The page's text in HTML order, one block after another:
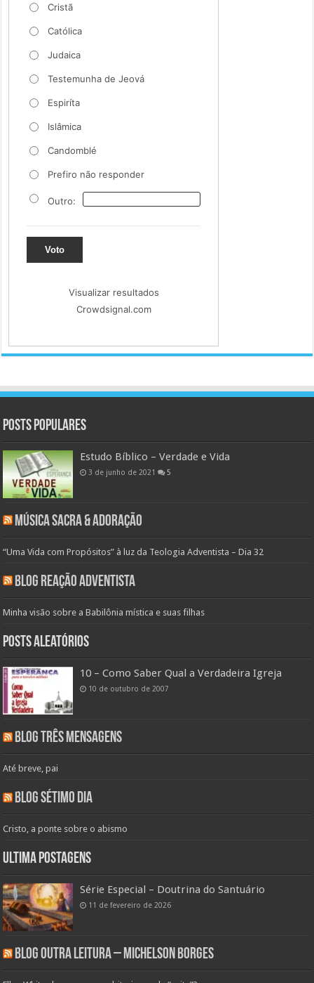
Cristã
Católica
Judaica
Testemunha de Jeová
Espiríta
Islâmica
Candomblé
Prefiro não responder
Outro:
Voto
Visualizar resultados
Crowdsignal.com
Posts populares
Estudo Bíblico – Verdade e Vida
3 de junho de 2021 5
Música Sacra & Adoração
“Uma Vida com Propósitos” à luz da Teologia Adventista – Dia 32
Blog Reação Adventista
Minha visão sobre a Babilônia mística e suas filhas
Posts aleatórios
10 – Como Saber Qual a Verdadeira Igreja
10 de outubro de 2007
Blog Três Mensagens
Até breve, pai
Blog Sétimo Dia
Cristo, a ponte sobre o abismo
Ultima Postagens
Série Especial – Doutrina do Santuário
11 de fevereiro de 2026
Blog Outra Leitura – Michelson Borges